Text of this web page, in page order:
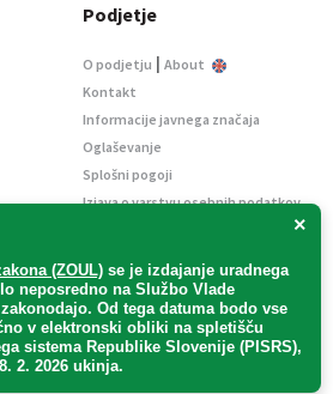
×
(ZOUL) se je izdajanje uradnega
neposredno na Službo Vlade
. Od tega datuma bodo vse
v elektronski obliki na spletišču
sistema Republike Slovenije (PISRS),
2. 2026 ukinja.
Podjetje
O podjetju | About
Kontakt
Informacije javnega značaja
Oglaševanje
Splošni pogoji
Izjava o varstvu osebnih podatkov
Vse pravice pridržane.